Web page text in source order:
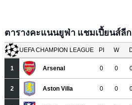
ตารางคะแนนยูฟ่า แชมเปี้ยนส์ลีก